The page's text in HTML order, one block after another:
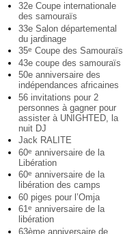
32e Coupe internationale
des samouraïs
33e Salon départemental
du jardinage
35e Coupe des Samouraïs
43e coupe des samouraïs
50e anniversaire des
indépendances africaines
56 invitations pour 2
personnes à gagner pour
assister à UNIGHTED, la
nuit DJ
Jack RALITE
60e anniversaire de la
Libération
60e anniversaire de la
libération des camps
60 piges pour l’Omja
61e anniversaire de la
libération
63ème anniversaire de